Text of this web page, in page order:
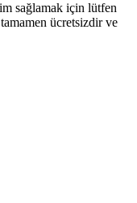
sağlamak için lütfen
ücretsizdir ve